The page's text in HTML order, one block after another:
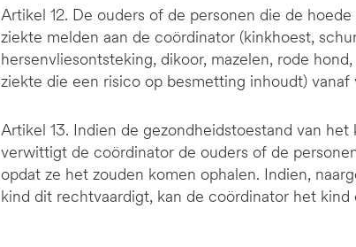
Artikel 12. De ouders of de personen die de
ziekte melden aan de coördinator (kinkhoest,
hersenvliesontsteking, dikoor, mazelen, rode
ziekte die een risico op besmetting inhoudt) vanaf
Artikel 13. Indien de gezondheidstoestand van
verwittigt de coördinator de ouders of de
opdat ze het zouden komen ophalen. Indien,
kind dit rechtvaardigt, kan de coördinator het